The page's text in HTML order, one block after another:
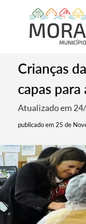
Crianças
capas para
Atualizado em
publicado em 25 de